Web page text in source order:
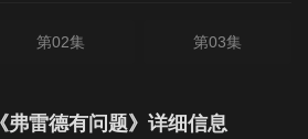
第02集 第03集
弗雷德有问题》详细信息